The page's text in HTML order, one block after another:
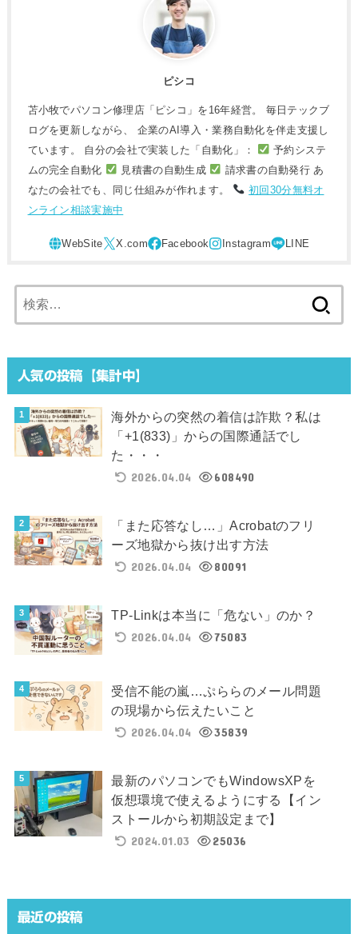
ピシコ
苫小牧でパソコン修理店「ピシコ」を16年経営。 毎日テックブ
ログを更新しながら、 企業のAI導入・業務自動化を伴走支援し
ています。 自分の会社で実装した「自動化」：
予約システ
ムの完全自動化
見積書の自動生成
請求書の自動発行 あ
なたの会社でも、同じ仕組みが作れます。
初回30分無料オ
ンライン相談実施中
索:
人気の投稿【集計中】
海外からの突然の着信は詐欺？私は
「+1(833)」からの国際通話でし
た・・・
2026.04.04
608490
「また応答なし…」Acrobatのフリ
ーズ地獄から抜け出す方法
2026.04.04
80091
TP-Linkは本当に「危ない」のか？
2026.04.04
75083
受信不能の嵐…ぷららのメール問題
の現場から伝えたいこと
2026.04.04
35839
最新のパソコンでもWindowsXPを
仮想環境で使えるようにする【イン
ストールから初期設定まで】
2024.01.03
25036
最近の投稿